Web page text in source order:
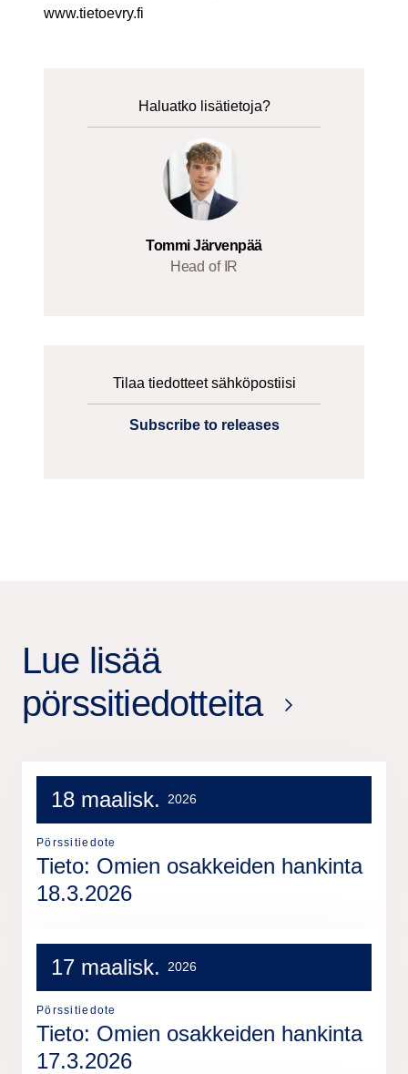
www.tietoevry.fi
Haluatko lisätietoja?
Tommi Järvenpää
Head of IR
Tilaa tiedotteet sähköpostiisi
Subscribe to releases
Lue lisää
pörssitiedotteita
18 maalisk. 2026
Pörssitiedote
Tieto: Omien osakkeiden hankinta
18.3.2026
17 maalisk. 2026
Pörssitiedote
Tieto: Omien osakkeiden hankinta
17.3.2026